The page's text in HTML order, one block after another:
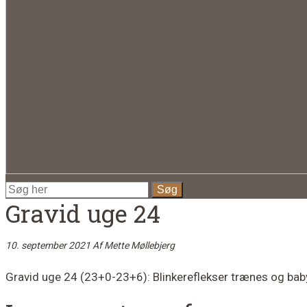
Gravid uge 24
10. september 2021 AfMette Møllebjerg
Gravid uge 24 (23+0-23+6): Blinkereflekser trænes og